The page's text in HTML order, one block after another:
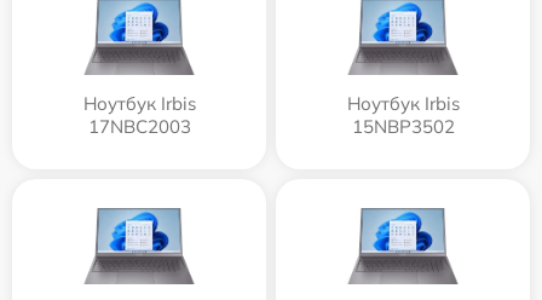
Ноутбук Irbis
17NBC2003
Ноутбук Irbis
15NBP3502